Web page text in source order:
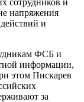
напряжения
и
ФСБ и
информации,
этом Пискарев
за